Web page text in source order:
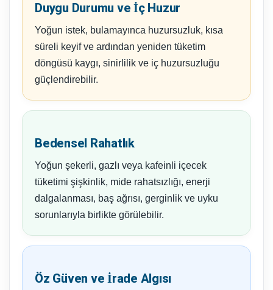
Duygu Durumu ve İç Huzur
Yoğun istek, bulamayınca huzursuzluk, kısa
süreli keyif ve ardından yeniden tüketim
döngüsü kaygı, sinirlilik ve iç huzursuzluğu
güçlendirebilir.
Bedensel Rahatlık
Yoğun şekerli, gazlı veya kafeinli içecek
tüketimi şişkinlik, mide rahatsızlığı, enerji
dalgalanması, baş ağrısı, gerginlik ve uyku
sorunlarıyla birlikte görülebilir.
Öz Güven ve İrade Algısı